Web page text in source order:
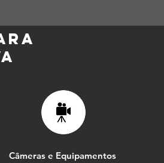
Câmeras e Equipamentos